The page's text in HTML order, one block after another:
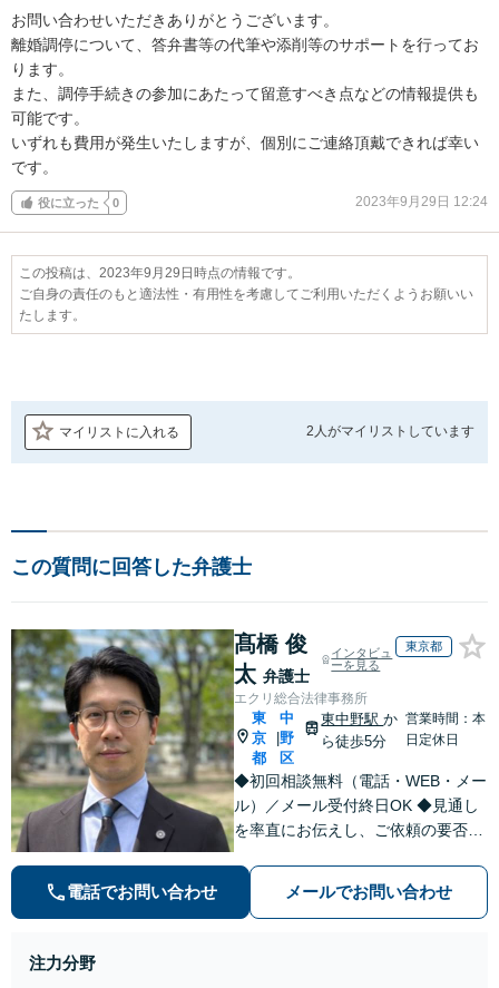
お問い合わせいただきありがとうございます。
離婚調停について、答弁書等の代筆や添削等のサポートを行ってお
ります。
また、調停手続きの参加にあたって留意すべき点などの情報提供も
可能です。
いずれも費用が発生いたしますが、個別にご連絡頂戴できれば幸い
です。
役に立った 0 2023年9月29日 12:24
この投稿は、2023年9月29日時点の情報です。
ご自身の責任のもと適法性・有用性を考慮してご利用いただくようお願いい
たします。
マイリストに入れる 2人がマイリストしています
この質問に回答した弁護士
髙橋 俊
太 弁護士
インタビュ
ーを見る
東京都
エクリ総合法律事務所
東
京
都
中
野
区
東中野駅か
ら徒歩5分
営業時間：本
日定休日
◆初回相談無料（電話・WEB・メー
ル）／メール受付終日OK ◆見通し
を率直にお伝えし、ご依頼の要否も
解決まで弁護士本人が一貫してスピ
ーディーに対応いたします。 ◆累計
電話でお問い合わせ メールでお問い合わせ
注力分野